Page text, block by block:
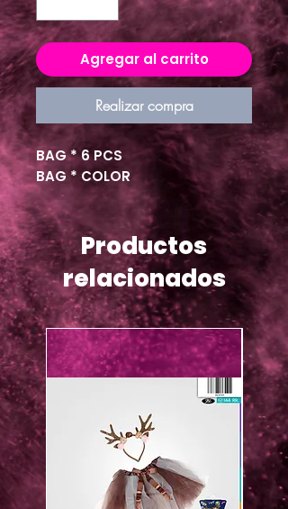
Agregar al carrito
Realizar compra
BAG * 6 PCS
BAG * COLOR
Productos
relacionados